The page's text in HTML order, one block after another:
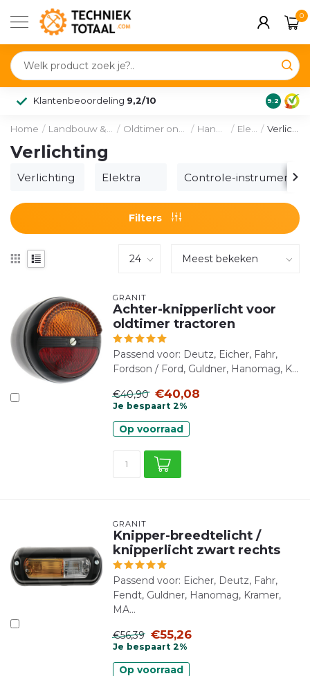
0
Klantenbeoordeling 9,2/10 9.2
Home / / / / /
Verlichting
Verlichting Elektra Controle-instrumenten
Filters
GRANIT
Achter-knipperlicht voor
oldtimer tractoren
Passend voor: Deutz, Eicher, Fahr,
Fordson / Ford, Guldner, Hanomag, K...
€40,90 €40,08
Je bespaart 2%
Op voorraad
GRANIT
Knipper-breedtelicht /
knipperlicht zwart rechts
Passend voor: Eicher, Deutz, Fahr,
Fendt, Guldner, Hanomag, Kramer,
MA...
€56,39 €55,26
Je bespaart 2%
Op voorraad